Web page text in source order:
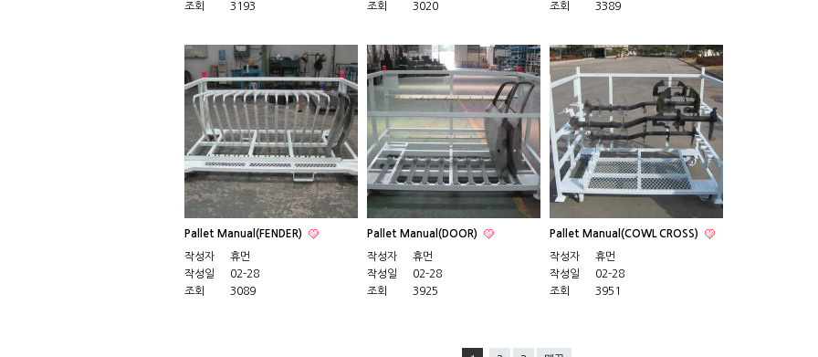
조회
3193
조회
3020
조회
3389
Pallet Manual(FENDER)
작성자
휴먼
작성일
02-28
조회
3089
Pallet Manual(DOOR)
작성자
휴먼
작성일
02-28
조회
3925
Pallet Manual(COWL CROSS)
작성자
휴먼
작성일
02-28
조회
3951